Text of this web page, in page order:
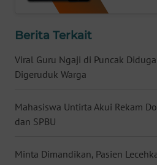
Berita Terkait
Viral Guru Ngaji di Puncak
Digeruduk Warga
Mahasiswa Untirta Akui Rekam
dan SPBU
Minta Dimandikan, Pasien
NUSANTARA
WN
JOGJA
WN
JATIM
WN